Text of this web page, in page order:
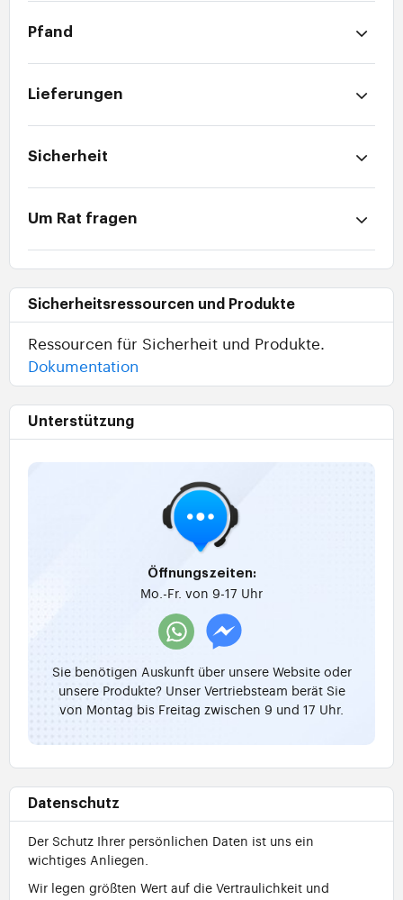
Pfand
Lieferungen
Sicherheit
Um Rat fragen
Sicherheitsressourcen und Produkte
Ressourcen für Sicherheit und Produkte.
Dokumentation
Unterstützung
Öffnungszeiten:
Mo.-Fr. von 9-17 Uhr
Sie benötigen Auskunft über unsere Website oder
unsere Produkte? Unser Vertriebsteam berät Sie
von Montag bis Freitag zwischen 9 und 17 Uhr.
Datenschutz
Der Schutz Ihrer persönlichen Daten ist uns ein
wichtiges Anliegen.
Wir legen größten Wert auf die Vertraulichkeit und